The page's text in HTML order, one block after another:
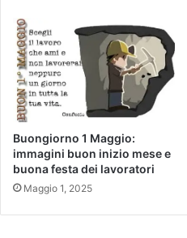
Buongiorno 1 Maggio:
immagini buon inizio mese e
buona festa dei lavoratori
Maggio 1, 2025